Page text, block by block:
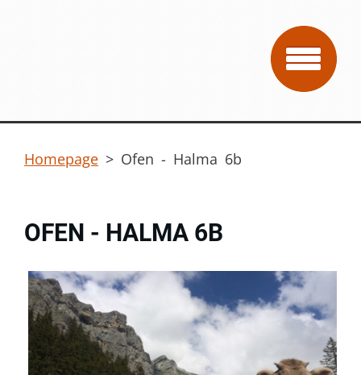
Homepage > Ofen - Halma 6b
OFEN - HALMA 6B